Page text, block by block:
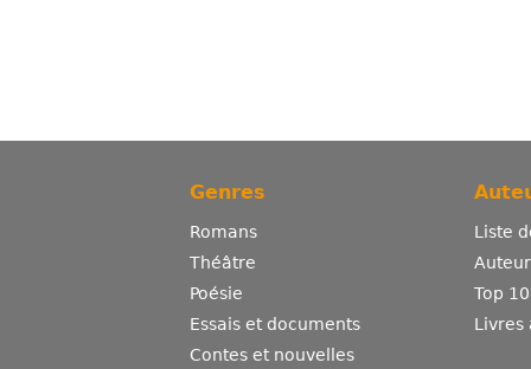
Genres
Romans
Théâtre
Poésie
Essais et documents
Contes et nouvelles
Liste
Top
Livres